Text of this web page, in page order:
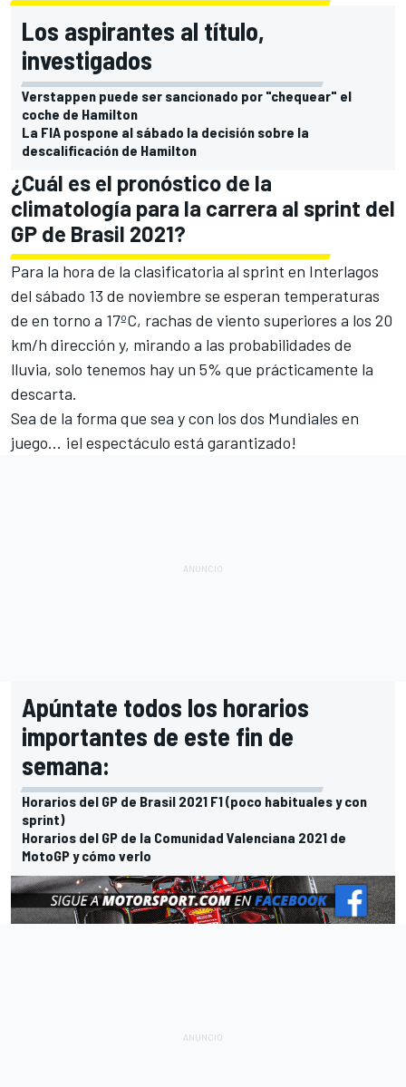
Los aspirantes al título,
investigados
Verstappen puede ser sancionado por "chequear" el
coche de Hamilton
La FIA pospone al sábado la decisión sobre la
descalificación de Hamilton
¿Cuál es el pronóstico de la
climatología para la carrera al sprint del
GP de Brasil 2021?
Para la hora de la clasificatoria al sprint en Interlagos
del sábado 13 de noviembre se esperan temperaturas
de en torno a 17ºC, rachas de viento superiores a los 20
km/h dirección y, mirando a las probabilidades de
lluvia, solo tenemos hay un 5% que prácticamente la
descarta.
Sea de la forma que sea y con los dos Mundiales en
juego... ¡el espectáculo está garantizado!
Apúntate todos los horarios
importantes de este fin de
semana:
Horarios del GP de Brasil 2021 F1 (poco habituales y con
sprint)
Horarios del GP de la Comunidad Valenciana 2021 de
MotoGP y cómo verlo